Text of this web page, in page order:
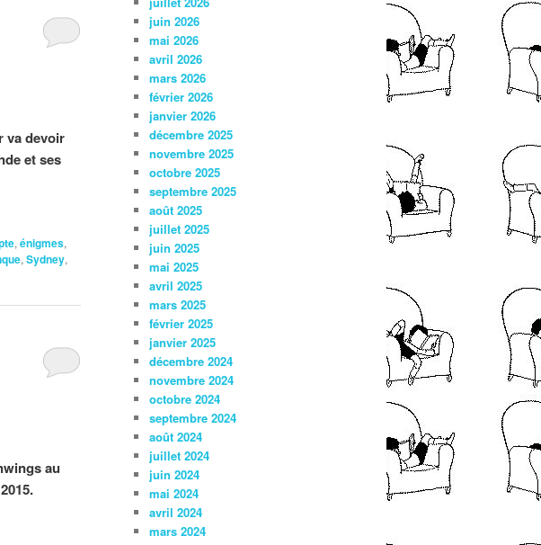
va devoir
et ses
, énigmes,
, Sydney,
au
juin 2026
mai 2026
avril 2026
mars 2026
février 2026
janvier 2026
décembre 2025
novembre 2025
octobre 2025
septembre 2025
août 2025
juillet 2025
juin 2025
mai 2025
avril 2025
mars 2025
février 2025
janvier 2025
décembre 2024
novembre 2024
octobre 2024
septembre 2024
août 2024
juillet 2024
juin 2024
mai 2024
avril 2024
mars 2024